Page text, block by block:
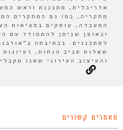
אדריכלית, מתכננת וראש
מחקריה, כמו גם המחקרים
המעבדה, עוסקים במציאות
ובאופן שניתן להתמודד עם
למתכננים. בכתיבתה
שאלות סביב הנחות, רעיונות
והעיצוב העירוני שאנו
מאמרים קשורים